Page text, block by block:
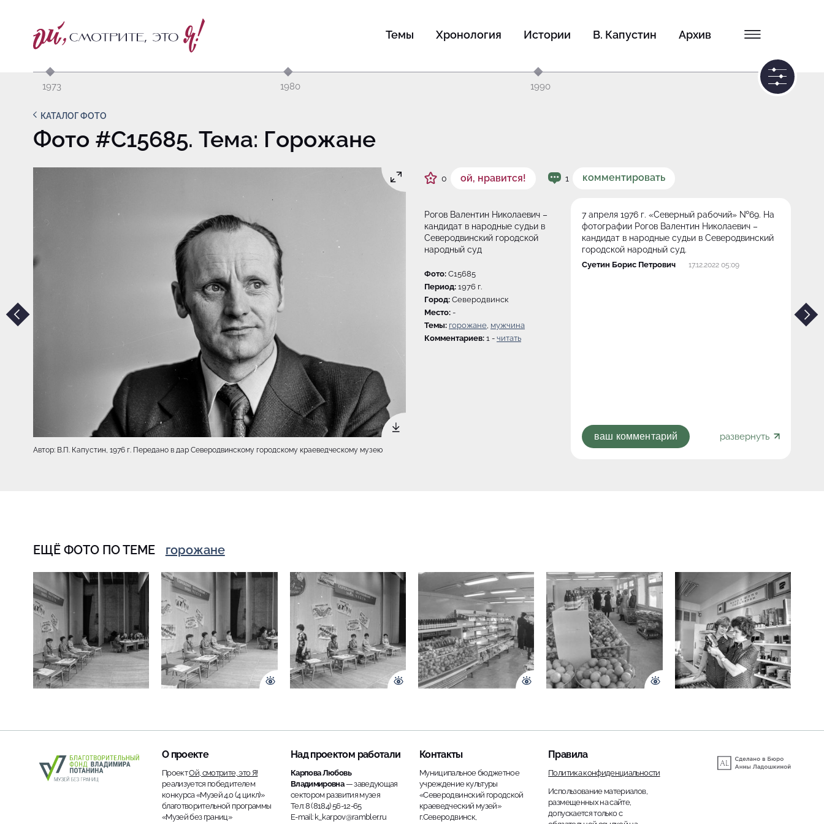
Темы Хронология Истории В. Капустин Архив
1973 1980 1990
КАТАЛОГ ФОТО
Фото #C15685. Тема: Горожане
Автор: В.П. Капустин, 1976 г. Передано в дар Северодвинскому городскому краеведческому музею
0 ой, нравится! 1 комментировать
Рогов Валентин Николаевич –
кандидат в народные судьи в
Северодвинский городской
народный суд
Фото: C15685
Период: 1976 г.
Город: Северодвинск
Место: -
Темы: горожане, мужчина
Комментариев: 1 - читать
7 апреля 1976 г. «Северный рабочий» №69. На
фотографии Рогов Валентин Николаевич –
кандидат в народные судьи в Северодвинский
городской народный суд.
Суетин Борис Петрович 17.12.2022 05:09
ваш комментарий развернуть
ЕЩЁ ФОТО ПО ТЕМЕ горожане
О проекте
ПроектОй, смотрите, это Я!
реализуется победителем
конкурса «Музей 4.0 (4 цикл)»
благотворительной программы
«Музей без границ»
Над проектом работали
Карпова Любовь
Владимировна— заведующая
сектором развития музея
Тел: 8 (8184) 56-12-65
E-mail: k_karpov@rambler.ru
Контакты
Муниципальное бюджетное
учреждение культуры
«Северодвинский городской
краеведческий музей»
г.Северодвинск,
Правила
Политика конфиденциальности
Использование материалов,
размещенных на сайте,
допускается только с